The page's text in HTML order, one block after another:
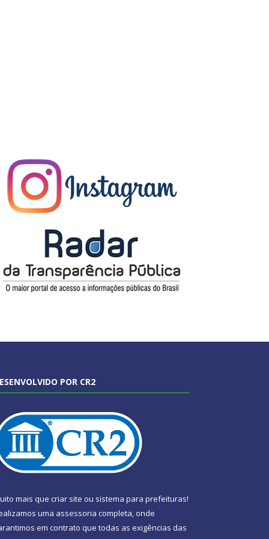
POR CR2
mais que criar site ou sistema para prefeituras!
uma assessoria completa, onde
em contrato que todas as exigências das